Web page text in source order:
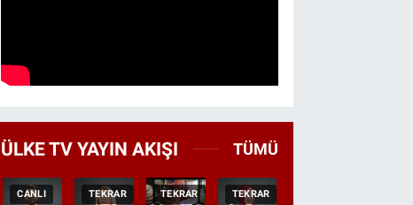
ÜLKE TV YAYIN AKIŞI TÜMÜ
CANLI TEKRAR TEKRAR TEKRAR